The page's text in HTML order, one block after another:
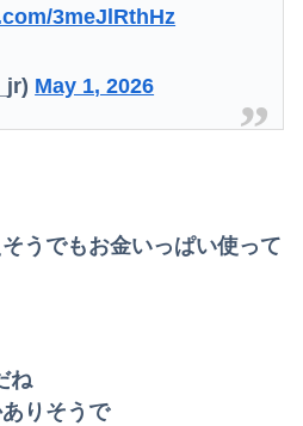
3meJlRthHz
May 1, 2026
うでもお金いっぱい使って
ね
りそうで